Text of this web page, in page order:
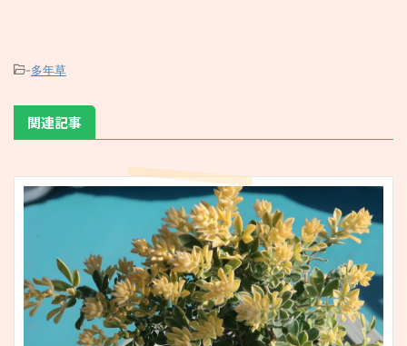
-多年草
関連記事